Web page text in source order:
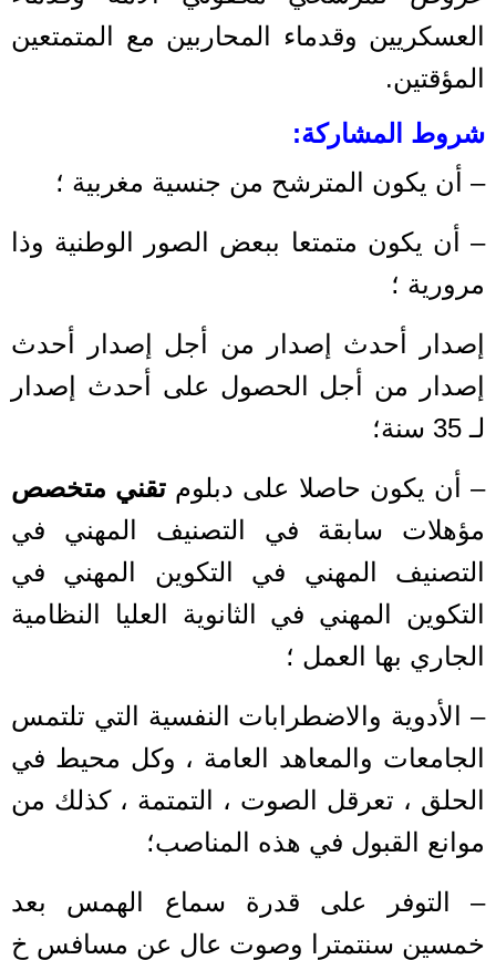
العسكريين وقدماء المحاربين مع المتمتعين
المؤقتين.
شروط المشاركة:
– أن يكون المترشح من جنسية مغربية ؛
– أن يكون متمتعا ببعض الصور الوطنية وذا
مرورية ؛
إصدار أحدث إصدار من أجل إصدار أحدث
إصدار من أجل الحصول على أحدث إصدار
لـ 35 سنة؛
– أن يكون حاصلا على دبلوم تقني متخصص
مؤهلات سابقة في التصنيف المهني في
التصنيف المهني في التكوين المهني في
التكوين المهني في الثانوية العليا النظامية
الجاري بها العمل ؛
– الأدوية والاضطرابات النفسية التي تلتمس
الجامعات والمعاهد العامة ، وكل محيط في
الحلق ، تعرقل الصوت ، التمتمة ، كذلك من
موانع القبول في هذه المناصب؛
– التوفر على قدرة سماع الهمس بعد
خمسين سنتمترا وصوت عال عن مسافس خ